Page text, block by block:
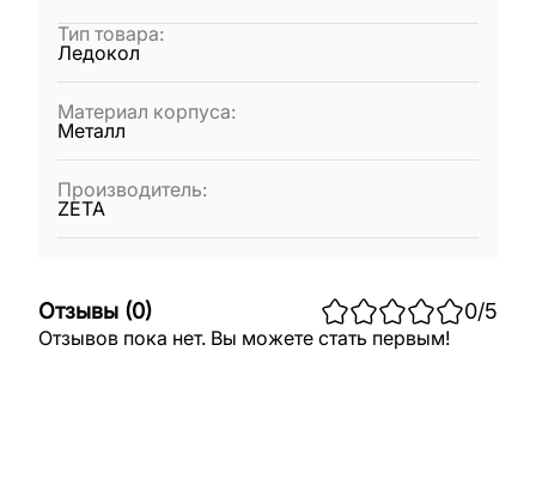
Тип товара:
Ледокол
Материал корпуса:
Металл
Производитель:
ZETA
Отзывы (0) 0/5
Отзывов пока нет. Вы можете стать первым!